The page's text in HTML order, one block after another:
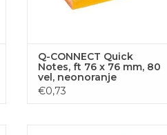
Q-CONNECT Quick
Notes, ft 76 x 76 mm, 80
vel, neonoranje
€0,73